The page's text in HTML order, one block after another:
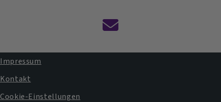
Kontaktformular
Fußbereichsmenü
Impressum
Kontakt
Cookie-Einstellungen